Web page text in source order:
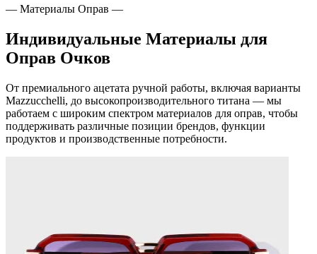
— Материалы Оправ —
Индивидуальные Материалы для
Оправ Очков
От премиального ацетата ручной работы, включая варианты
Mazzucchelli, до высокопроизводительного титана — мы
работаем с широким спектром материалов для оправ, чтобы
поддерживать различные позиции брендов, функции
продуктов и производственные потребности.